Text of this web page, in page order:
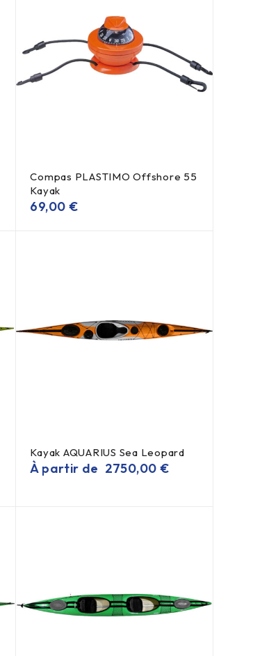
Compas PLASTIMO Offshore 55
Kayak
69,00 €
Kayak AQUARIUS Sea Leopard
À partir de 2750,00 €